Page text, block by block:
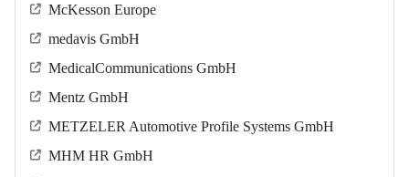
McKesson Europe
medavis GmbH
MedicalCommunications GmbH
Mentz GmbH
METZELER Automotive Profile Systems GmbH
MHM HR GmbH